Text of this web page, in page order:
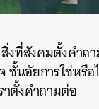
สิ่งที่สังคมตั้งคำ
นอัยการใช่หรือ
าตั้งคำถามต่อ